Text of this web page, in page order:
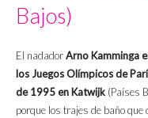
Bajos)
El nadadorArno Kamminga
los Juegos Olímpicos de
de 1995 en Katwijk (Países
porque los trajes de baño